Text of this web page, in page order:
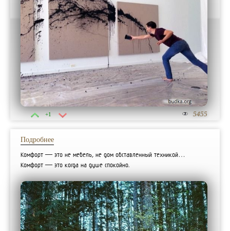
5455
+1
Подробнее
Комфорт — это не мебель, не дом обставленный техникой…
Комфорт — это когда на душе спокойно.